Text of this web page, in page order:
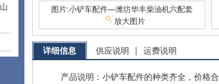
图片:小铲车配件—潍坊华丰柴油机六配套
放大图片
详细信息 供应说明 | 运费说明
产品说明：小铲车配件的种类齐全，价格